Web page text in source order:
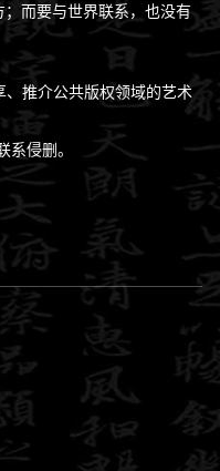
而要与世界联系，也没有
推介公共版权领域的艺术
侵删。